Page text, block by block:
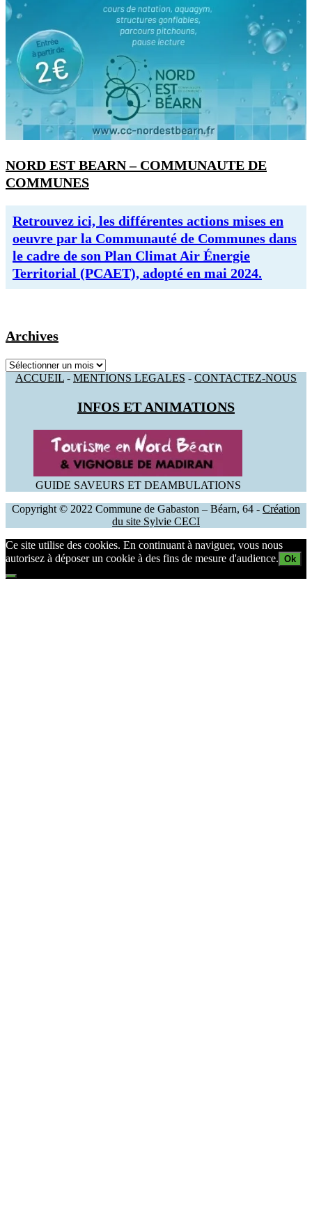
NORD EST BEARN – COMMUNAUTE DE
COMMUNES
Retrouvez ici, les différentes actions mises en
oeuvre par la Communauté de Communes dans
le cadre de son Plan Climat Air Énergie
Territorial (PCAET), adopté en mai 2024.
Archives
Archives
ACCUEIL - MENTIONS LEGALES - CONTACTEZ-NOUS
INFOS ET ANIMATIONS
GUIDE SAVEURS ET DEAMBULATIONS
Copyright © 2022 Commune de Gabaston – Béarn, 64 - Création
du site Sylvie CECI
Ce site utilise des cookies. En continuant à naviguer, vous nous
autorisez à déposer un cookie à des fins de mesure d'audience. Ok